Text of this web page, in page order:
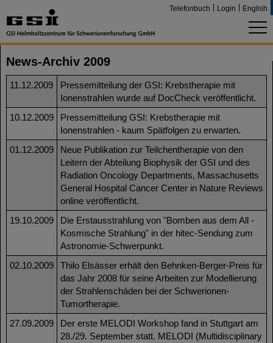
Telefonbuch Login English
News-Archiv 2009
11.12.2009
Pressemitteilung der GSI: Krebstherapie mit
Ionenstrahlen wurde auf DocCheck veröffentlicht.
10.12.2009
Pressemitteilung GSI: Krebstherapie mit
Ionenstrahlen - kaum Spätfolgen zu erwarten.
01.12.2009
Neue Publikation zur Teilchentherapie von den
Leitern der Abteilung Biophysik der GSI und des
Radiation Oncology Departments, Massachusetts
General Hospital Cancer Center in Nature Reviews
online veröffentlicht.
19.10.2009
Die Erstausstrahlung von "Bomben aus dem All -
Kosmische Strahlung" in der hitec-Sendung zum
Astronomie-Schwerpunkt.
02.10.2009
Thilo Elsässer erhält den Behnken-Berger-Preis für
das Jahr 2008 für seine Arbeiten zur Modellierung
der Strahlenschäden bei der Schwerionen-
Tumortherapie.
27.09.2009
Der erste MELODI Workshop fand in Stuttgart am
28./29. September statt. MELODI (Multidisciplinary